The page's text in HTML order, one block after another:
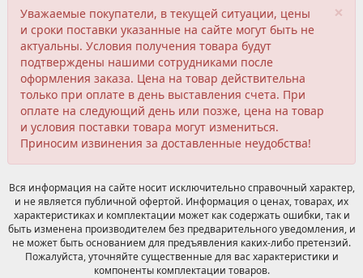
×
Уважаемые покупатели, в текущей ситуации, цены
и сроки поставки указанные на сайте могут быть не
актуальны. Условия получения товара будут
подтверждены нашими сотрудниками после
оформления заказа. Цена на товар действительна
только при оплате в день выставления счета. При
оплате на следующий день или позже, цена на товар
и условия поставки товара могут измениться.
Приносим извинения за доставленные неудобства!
Вся информация на сайте носит исключительно справочный характер,
и не является публичной офертой. Информация о ценах, товарах, их
характеристиках и комплектации может как содержать ошибки, так и
быть изменена производителем без предварительного уведомления, и
не может быть основанием для предъявления каких-либо претензий.
Пожалуйста, уточняйте существенные для вас характеристики и
компоненты комплектации товаров.